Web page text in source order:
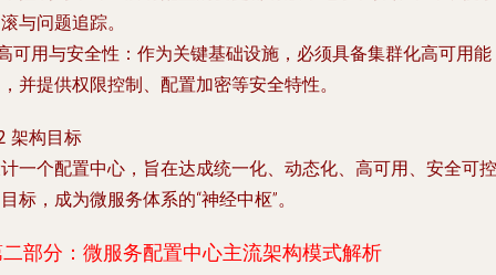
与问题追踪。
可用与安全性 ：作为关键基础设施，必须具备集群化高可用能
并提供权限控制、配置加密等安全特性。
架构目标
一个配置中心，旨在达成统一化、动态化、高可用、安全可控
标，成为微服务体系的“神经中枢”。
部分：微服务配置中心主流架构模式解析